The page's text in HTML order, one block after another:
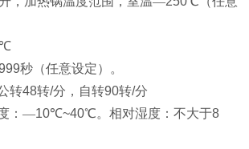
℃
秒（任意设定）。
转48转/分，自转90转/分
度：—10℃~40℃。相对湿度：不大于8